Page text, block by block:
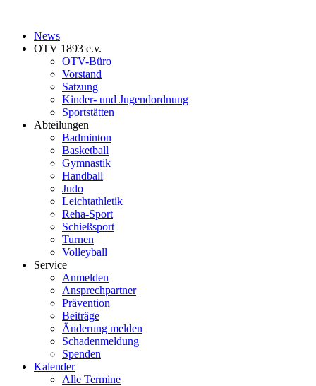
News
OTV 1893 e.v.
OTV-Büro
Vorstand
Satzung
Kinder- und Jugendordnung
Sportstätten
Abteilungen
Badminton
Basketball
Gymnastik
Handball
Judo
Leichtathletik
Reha-Sport
Schießsport
Turnen
Volleyball
Service
Anmelden
Ansprechpartner
Prävention
Beiträge
Änderung melden
Schadenmeldung
Spenden
Kalender
Alle Termine